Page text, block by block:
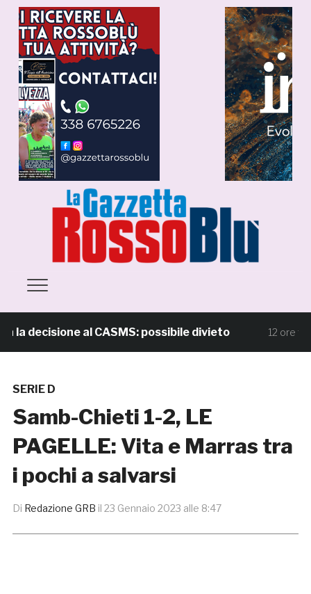
al CASMS: possibile divieto 12 ore fa
SERIE D
Samb-Chieti 1-2, LE
PAGELLE: Vita e Marras tra
i pochi a salvarsi
Di Redazione GRB il 23 Gennaio 2023 alle 8:47